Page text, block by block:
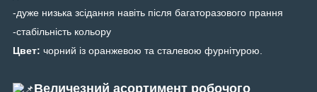
-дуже низька зсідання навіть після багаторазового прання
-стабільність кольору
Цвет: чорний із оранжевою та сталевою фурнітурою.
Величезний асортимент робочого